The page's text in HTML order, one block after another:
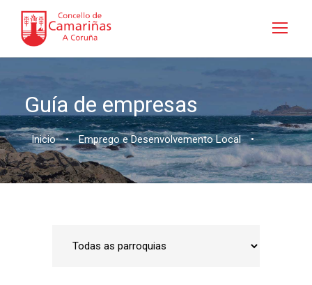
Guía de empresas
Inicio • Emprego e Desenvolvemento Local •